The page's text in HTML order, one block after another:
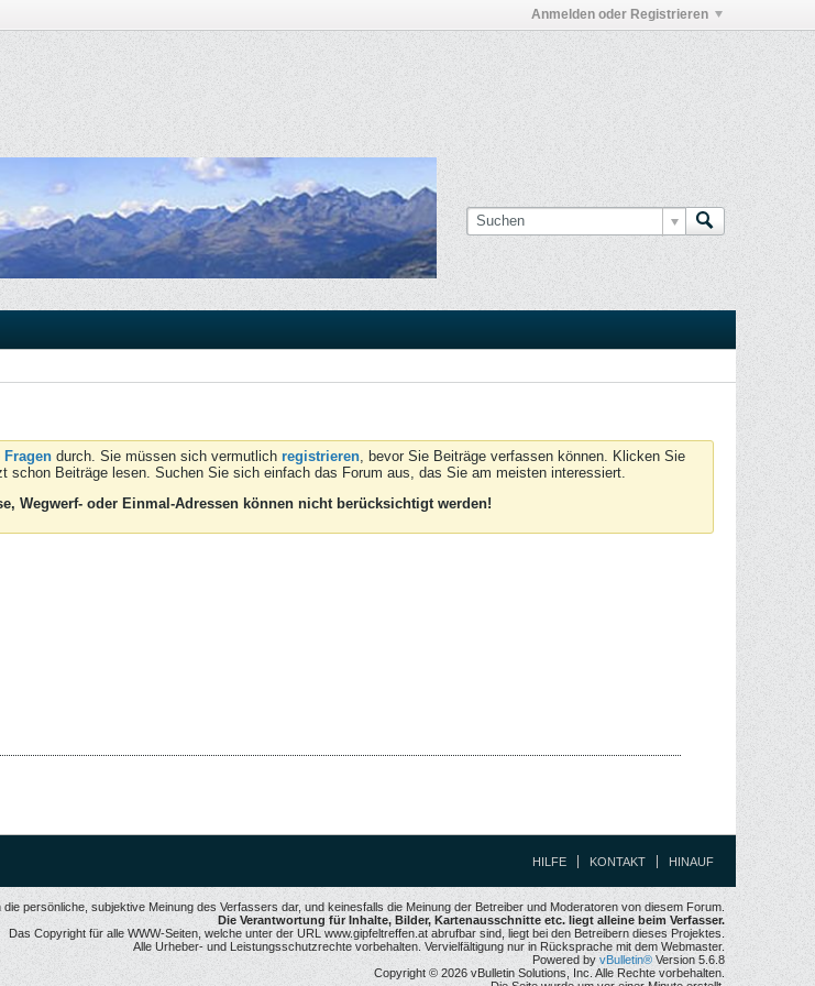
Anmelden oder Registrieren
Fragen durch. Sie müssen sich vermutlich registrieren, bevor Sie Beiträge verfassen können. Klicken Sie
Beiträge lesen. Suchen Sie sich einfach das Forum aus, das Sie am meisten interessiert.
Wegwerf- oder Einmal-Adressen können nicht berücksichtigt werden!
HILFE KONTAKT HINAUF
persönliche, subjektive Meinung des Verfassers dar, und keinesfalls die Meinung der Betreiber und Moderatoren von diesem Forum.
Die Verantwortung für Inhalte, Bilder, Kartenausschnitte etc. liegt alleine beim Verfasser.
Das Copyright für alle WWW-Seiten, welche unter der URL www.gipfeltreffen.at abrufbar sind, liegt bei den Betreibern dieses Projektes.
Alle Urheber- und Leistungsschutzrechte vorbehalten. Vervielfältigung nur in Rücksprache mit dem Webmaster.
Powered by vBulletin® Version 5.6.8
Copyright © 2026 vBulletin Solutions, Inc. Alle Rechte vorbehalten.